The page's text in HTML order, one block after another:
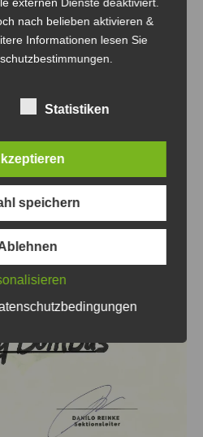
nach belieben aktivieren &
Informationen lesen Sie
Statistiken
speichern